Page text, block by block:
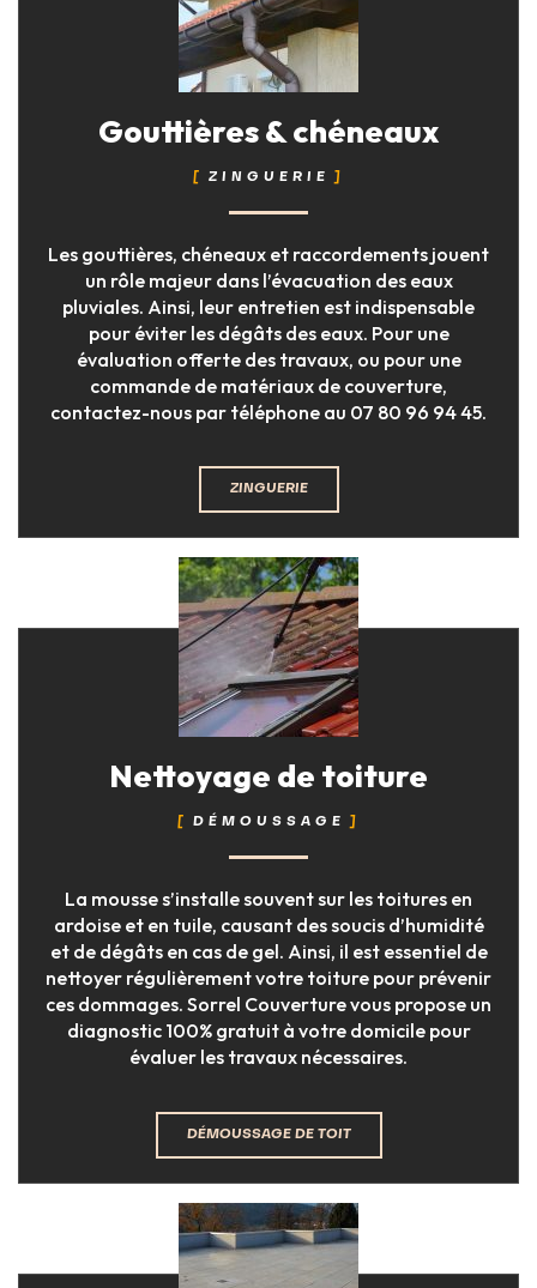
Gouttières & chéneaux
ZINGUERIE
Les gouttières, chéneaux et raccordements jouent
un rôle majeur dans l’évacuation des eaux
pluviales. Ainsi, leur entretien est indispensable
pour éviter les dégâts des eaux. Pour une
évaluation offerte des travaux, ou pour une
commande de matériaux de couverture,
contactez-nous par téléphone au 07 80 96 94 45.
ZINGUERIE
Nettoyage de toiture
DÉMOUSSAGE
La mousse s’installe souvent sur les toitures en
ardoise et en tuile, causant des soucis d’humidité
et de dégâts en cas de gel. Ainsi, il est essentiel de
nettoyer régulièrement votre toiture pour prévenir
ces dommages. Sorrel Couverture vous propose un
diagnostic 100% gratuit à votre domicile pour
évaluer les travaux nécessaires.
DÉMOUSSAGE DE TOIT